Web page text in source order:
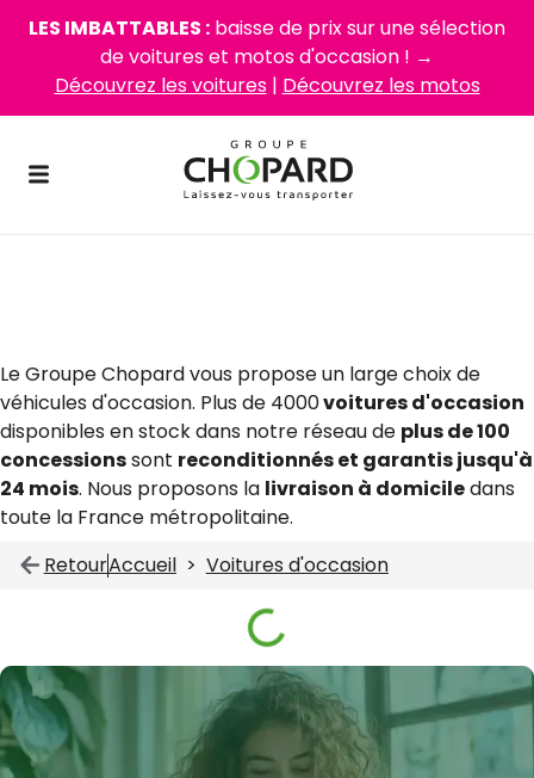
LES IMBATTABLES : baisse de prix sur une sélection
de voitures et motos d'occasion ! →
Découvrez les voitures| Découvrez les motos
Le Groupe Chopard vous propose un large choix de
véhicules d'occasion. Plus de 4000voitures d'occasion
disponibles en stock dans notre réseau de plus de 100
concessionssont reconditionnés et garantis jusqu'à
24 mois. Nous proposons la livraison à domiciledans
toute la France métropolitaine.
RetourAccueil Voitures d'occasion